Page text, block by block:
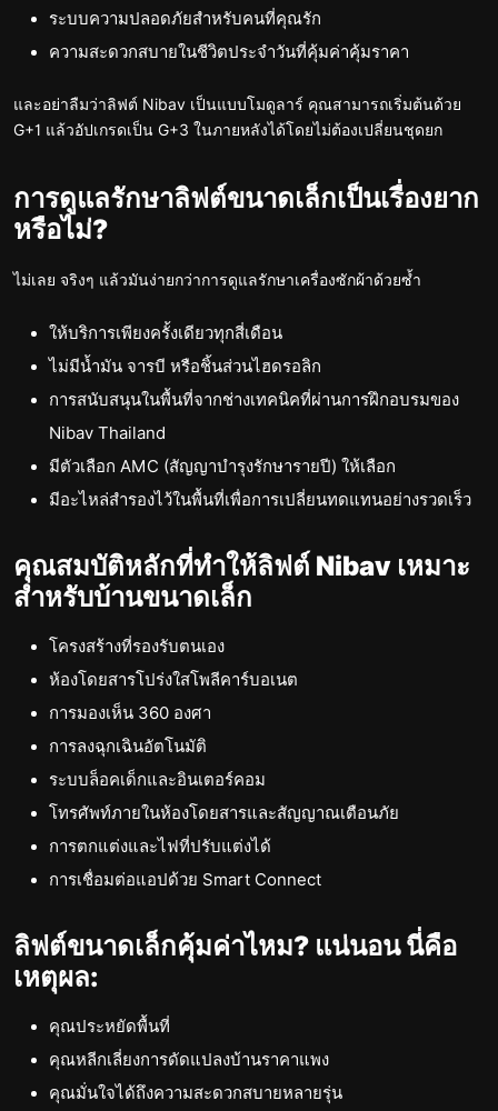
ระบบความปลอดภัยสำหรับคนที่คุณรัก
ความสะดวกสบายในชีวิตประจำวันที่คุ้มค่าคุ้มราคา
และอย่าลืมว่าลิฟต์ Nibav เป็นแบบโมดูลาร์ คุณสามารถเริ่มต้นด้วย
G+1 แล้วอัปเกรดเป็น G+3 ในภายหลังได้โดยไม่ต้องเปลี่ยนชุดยก
การดูแลรักษาลิฟต์ขนาดเล็กเป็นเรื่องยาก
หรือไม่?
ไม่เลย จริงๆ แล้วมันง่ายกว่าการดูแลรักษาเครื่องซักผ้าด้วยซ้ำ
ให้บริการเพียงครั้งเดียวทุกสี่เดือน
ไม่มีน้ำมัน จารบี หรือชิ้นส่วนไฮดรอลิก
การสนับสนุนในพื้นที่จากช่างเทคนิคที่ผ่านการฝึกอบรมของ
Nibav Thailand
มีตัวเลือก AMC (สัญญาบำรุงรักษารายปี) ให้เลือก
มีอะไหล่สำรองไว้ในพื้นที่เพื่อการเปลี่ยนทดแทนอย่างรวดเร็ว
คุณสมบัติหลักที่ทำให้ลิฟต์ Nibav เหมาะ
สำหรับบ้านขนาดเล็ก
โครงสร้างที่รองรับตนเอง
ห้องโดยสารโปร่งใสโพลีคาร์บอเนต
การมองเห็น 360 องศา
การลงฉุกเฉินอัตโนมัติ
ระบบล็อคเด็กและอินเตอร์คอม
โทรศัพท์ภายในห้องโดยสารและสัญญาณเตือนภัย
การตกแต่งและไฟที่ปรับแต่งได้
การเชื่อมต่อแอปด้วย Smart Connect
ลิฟต์ขนาดเล็กคุ้มค่าไหม? แน่นอน นี่คือ
เหตุผล:
คุณประหยัดพื้นที่
คุณหลีกเลี่ยงการดัดแปลงบ้านราคาแพง
คุณมั่นใจได้ถึงความสะดวกสบายหลายรุ่น